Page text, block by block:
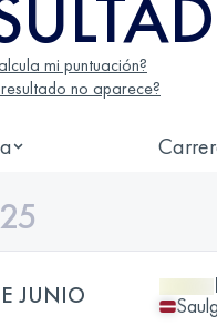
mi puntuación?
no aparece?
JUNIO